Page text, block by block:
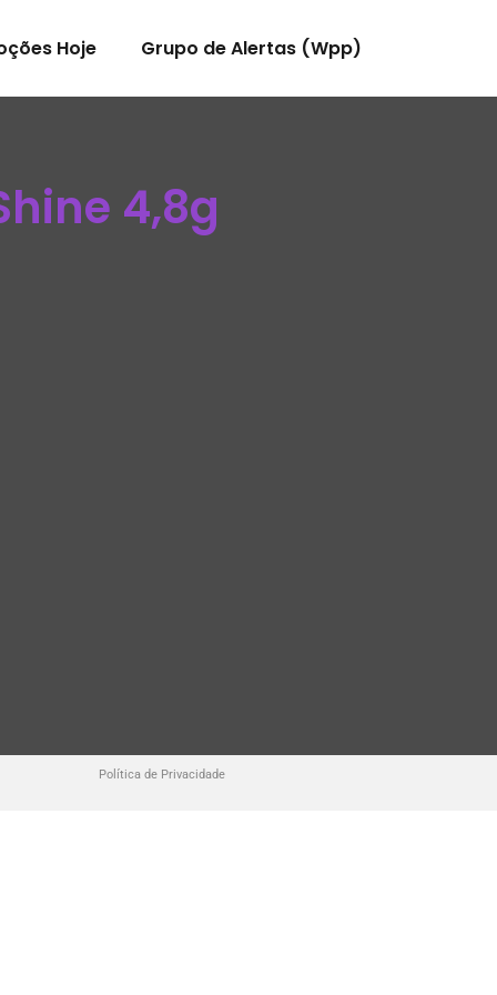
Hoje Grupo de Alertas (Wpp)
4,8g
Política de Privacidade